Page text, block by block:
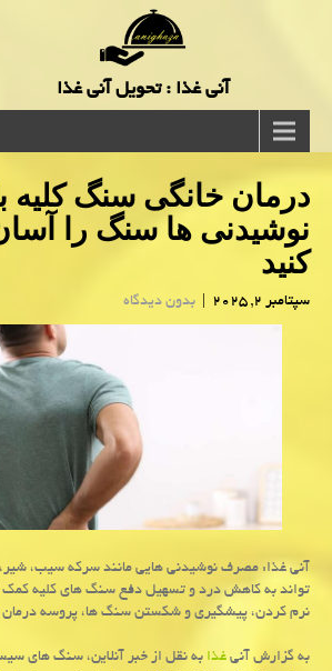
آنی غذا : تحویل آنی غذا
درمان خانگی سنگ کلیه
نوشیدنی ها سنگ را
کنید
سپتامبر 2, 2025 | بدون دیدگاه
آنی غذا: مصرف نوشیدنی هایی مانند سرکه سیب،
تواند به کاهش درد و تسهیل دفع سنگ های کلیه کمک
نرم کردن، پیشگیری و شکستن سنگ ها، پروسه درمان
به گزارش آنیغذابه نقل از خبر آنلاین، سنگ های